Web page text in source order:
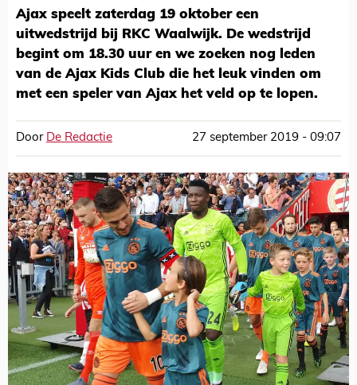
Ajax speelt zaterdag 19 oktober een
uitwedstrijd bij RKC Waalwijk. De wedstrijd
begint om 18.30 uur en we zoeken nog leden
van de Ajax Kids Club die het leuk vinden om
met een speler van Ajax het veld op te lopen.
Door De Redactie 27 september 2019 - 09:07